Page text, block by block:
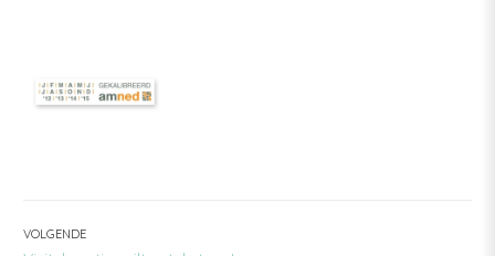
BERICHT
VOLGENDE